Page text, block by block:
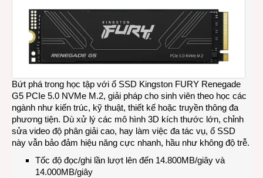
Bứt phá trong học tập với ổ SSD Kingston FURY Renegade
G5 PCIe 5.0 NVMe M.2, giải pháp cho sinh viên theo học các
ngành như kiến trúc, kỹ thuật, thiết kế hoặc truyền thông đa
phương tiện. Dù xử lý các mô hình 3D kích thước lớn, chỉnh
sửa video độ phân giải cao, hay làm việc đa tác vụ, ổ SSD
này vẫn bảo đảm hiệu năng cực nhanh, hầu như không độ trễ.
Tốc độ đọc/ghi lần lượt lên đến 14.800MB/giây và
14.000MB/giây